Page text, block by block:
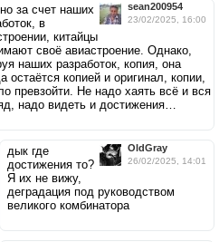
sean200954
23/02/2025, 16:00
за счет наших
в
китайцы
своё авиастроение. Однако,
наших разработок, копия, она
остаётся копией и оригинал, копии,
превзойти. Не надо хаять всё и вся
надо видеть и достижения…
OldGray
26/02/2025, 14:01
дык где
достижения то?
Я их не вижу,
деградация под руководством
великого комбинатора